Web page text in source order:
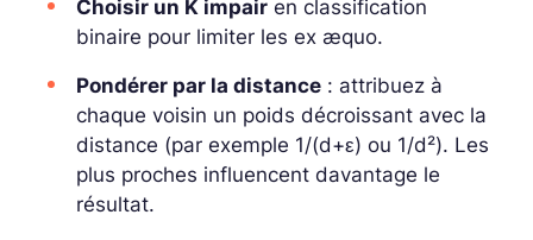
Choisir un K impair en classification
binaire pour limiter les ex æquo.
Pondérer par la distance : attribuez à
chaque voisin un poids décroissant avec la
distance (par exemple 1/(d+ε) ou 1/d²). Les
plus proches influencent davantage le
résultat.